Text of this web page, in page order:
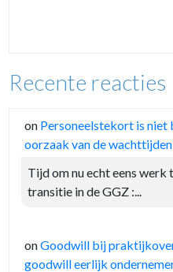
Recente reacties
on Personeelstekort is niet
oorzaak van de
Tijd om nu echt eens werk
transitie in de GGZ :...
onGoodwill bij
goodwill eerlijk